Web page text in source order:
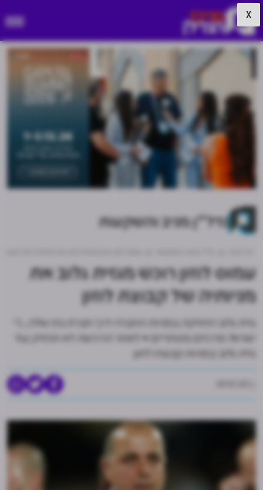
נדל"ן מניב והשקעות
עמוס לוזון רוכש מגזית גלוב את
מניותיה של קבוצת לוזון
גזית גלוב החזיקה במניות החברה דרך חברת בת שלה, ג'י
ישראל מרכזים מסחריים • לאחר הרכישה לא תחזיק עוד
גזית גלוב במניות קבוצת לוזון
X